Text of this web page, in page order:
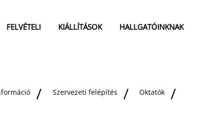
FELVÉTELI KIÁLLÍTÁSOK HALLGATÓINKNAK
Szervezeti felépítés Oktatók